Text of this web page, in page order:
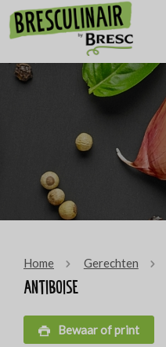
Home Gerechten
Antiboise
Bewaar of print